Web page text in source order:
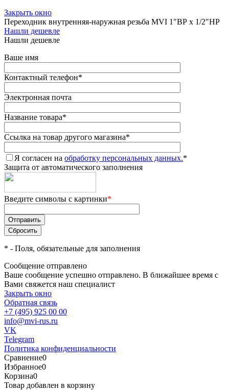
Закрыть окно
Переходник внутренняя-наружная резьба MVI 1"ВР х 1/2"НР
Нашли дешевле
Нашли дешевле
Ваше имя
Контактный телефон*
Электронная почта
Название товара*
Ссылка на товар другого магазина*
Я согласен на обработку персональных данных.*
Защита от автоматического заполнения
Введите символы с картинки*
* - Поля, обязательные для заполнения
Сообщение отправлено
Ваше сообщение успешно отправлено. В ближайшее время с
Вами свяжется наш специалист
Закрыть окно
Обратная связь
+7 (495) 925 00 00
info@mvi-rus.ru
VK
Telegram
Политика конфиденциальности
Сравнение0
Избранное0
Корзина0
Товар добавлен в корзину